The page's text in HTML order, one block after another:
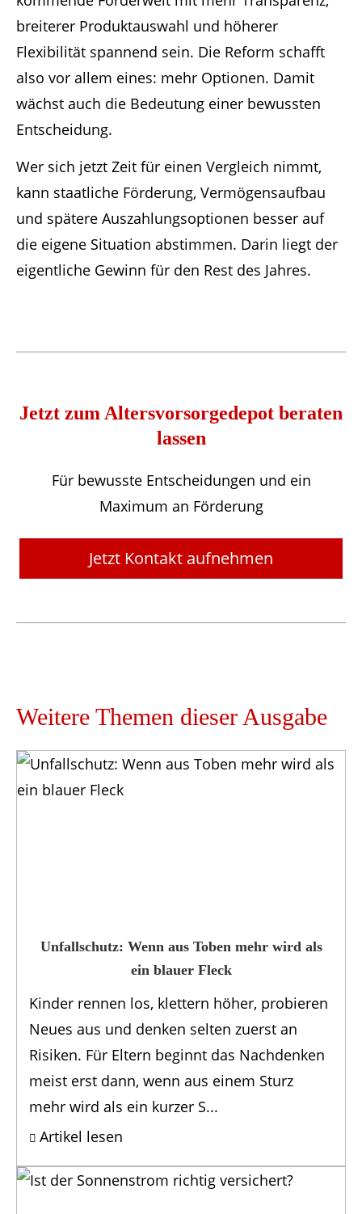
breiterer Produktauswahl und höherer
Flexibilität spannend sein. Die Reform schafft
also vor allem eines: mehr Optionen. Damit
wächst auch die Bedeutung einer bewussten
Entscheidung.
Wer sich jetzt Zeit für einen Vergleich nimmt,
kann staatliche Förderung, Vermögensaufbau
und spätere Auszahlungsoptionen besser auf
die eigene Situation abstimmen. Darin liegt der
eigentliche Gewinn für den Rest des Jahres.
Jetzt zum Altersvorsorgedepot beraten
lassen
Für bewusste Entscheidungen und ein
Maximum an Förderung
Jetzt Kontakt aufnehmen
Weitere Themen dieser Ausgabe
Unfallschutz: Wenn aus Toben mehr wird als
ein blauer Fleck
Kinder rennen los, klettern höher, probieren
Neues aus und denken selten zuerst an
Risiken. Für Eltern beginnt das Nachdenken
meist erst dann, wenn aus einem Sturz
mehr wird als ein kurzer S...
Artikel lesen